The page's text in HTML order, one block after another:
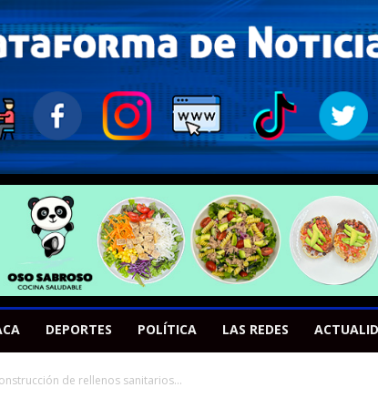
DEPORTES POLÍTICA LAS REDES
de rellenos sanitarios...